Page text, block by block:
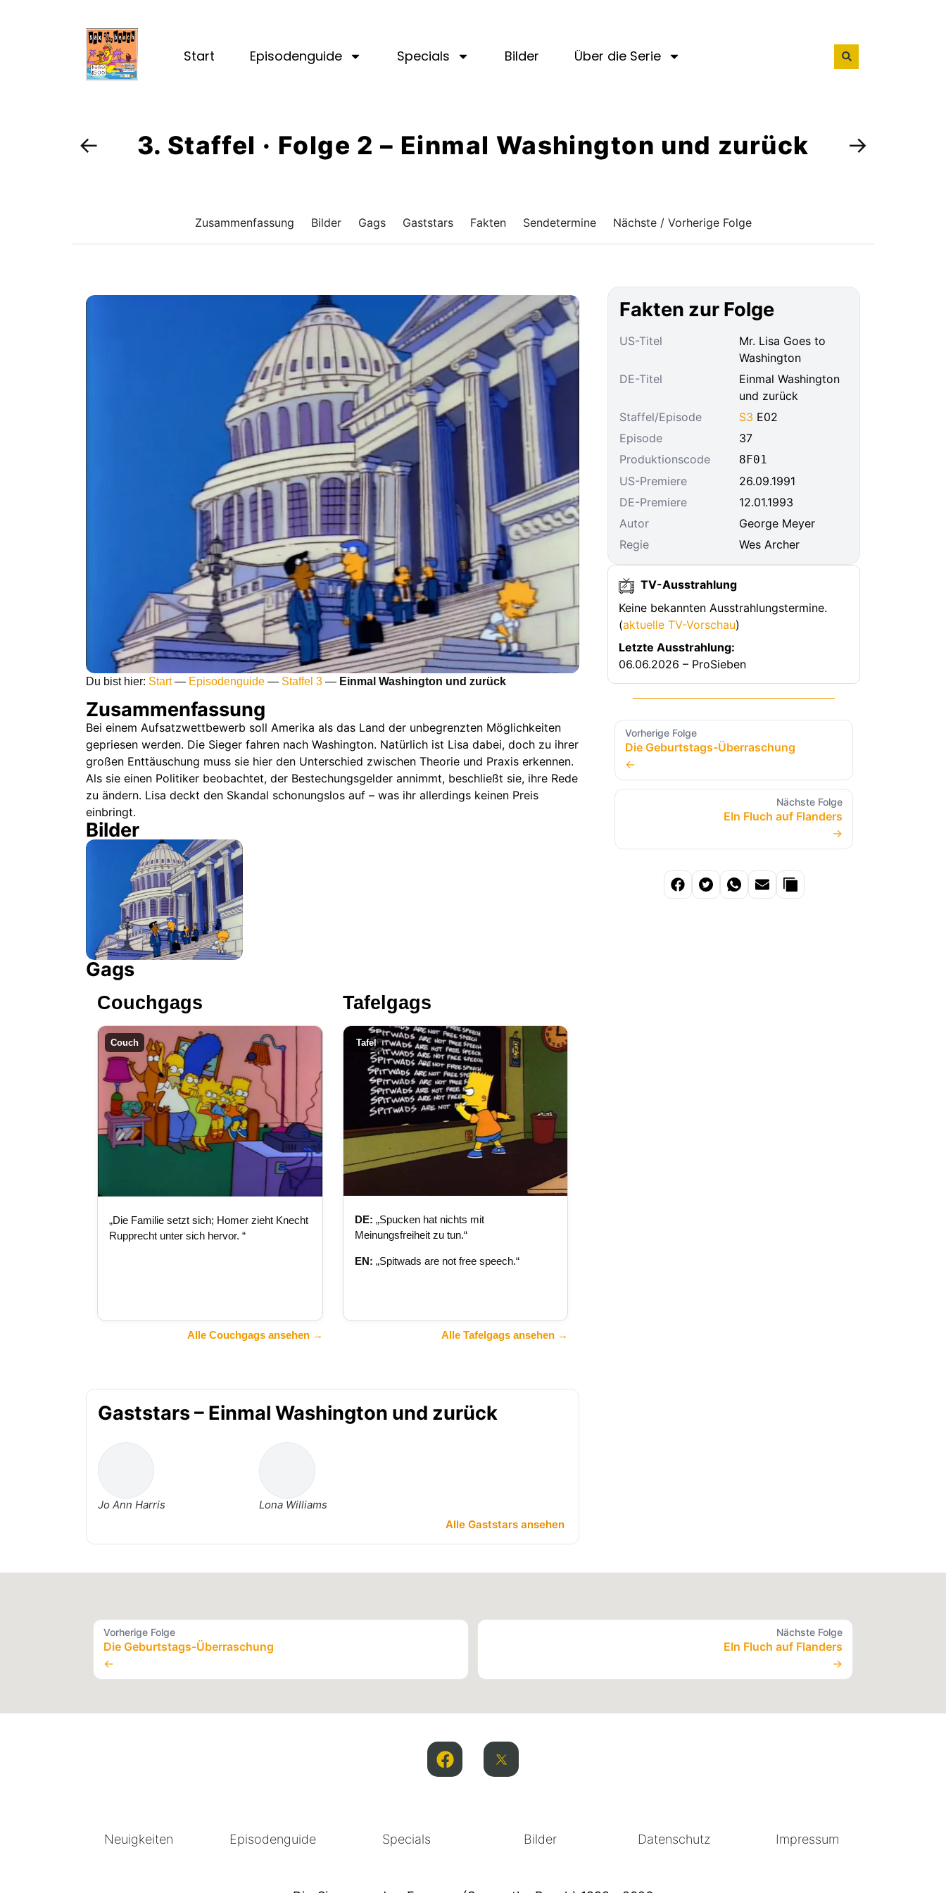
Start Episodenguide Specials Bilder Über die Serie
← 3. Staffel · Folge 2 – Einmal Washington und zurück →
Zusammenfassung Bilder Gags Gaststars Fakten Sendetermine Nächste / Vorherige Folge
Du bist hier: Start— Episodenguide — Staffel 3 — Einmal Washington und zurück
Zusammenfassung
Bei einem Aufsatzwettbewerb soll Amerika als das Land der unbegrenzten Möglichkeiten
gepriesen werden. Die Sieger fahren nach Washington. Natürlich ist Lisa dabei, doch zu ihrer
großen Enttäuschung muss sie hier den Unterschied zwischen Theorie und Praxis erkennen.
Als sie einen Politiker beobachtet, der Bestechungsgelder annimmt, beschließt sie, ihre Rede
zu ändern. Lisa deckt den Skandal schonungslos auf – was ihr allerdings keinen Preis
einbringt.
Bilder
Gags
Couchgags
Couch
„Die Familie setzt sich; Homer zieht Knecht
Rupprecht unter sich hervor. “
Alle Couchgags ansehen →
Tafelgags
Tafel
DE: „Spucken hat nichts mit
Meinungsfreiheit zu tun.“
EN: „Spitwads are not free speech.“
Alle Tafelgags ansehen →
Gaststars – Einmal Washington und zurück
Jo Ann Harris
Lona Williams
Alle Gaststars ansehen
Fakten zur Folge
US-Titel
Mr. Lisa Goes to
Washington
DE-Titel
Einmal Washington
und zurück
Staffel/Episode
S3 E02
Episode
37
Produktionscode
8F01
US-Premiere
26.09.1991
DE-Premiere
12.01.1993
Autor
George Meyer
Regie
Wes Archer
TV-Ausstrahlung
Keine bekannten Ausstrahlungstermine.
(aktuelle TV-Vorschau)
Letzte Ausstrahlung:
06.06.2026 – ProSieben
Vorherige Folge
Die Geburtstags-Überraschung
←
Nächste Folge
EIn Fluch auf Flanders
→
Vorherige Folge
Die Geburtstags-Überraschung
←
Nächste Folge
EIn Fluch auf Flanders
→
Neuigkeiten Episodenguide Specials Bilder Datenschutz Impressum